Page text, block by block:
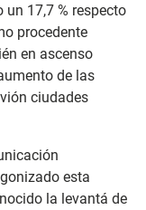
17,7 % respecto
procedente
en ascenso
de las
ciudades
esta
la levantá de